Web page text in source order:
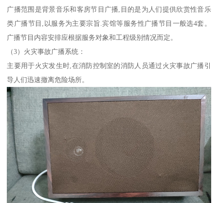
广播范围是背景音乐和客房节目广播,目的是为人们提供欣赏性音乐
类广播节目,以服务为主要宗旨.宾馆等服务性广播节目一般选4套。
广播节目内容安排应根据服务对象和工程级别情况而定。
（3）火灾事故广播系统：
主要用于火灾发生时,在消防控制室的消防人员通过火灾事故广播引
导人们迅速撤离危险场所。